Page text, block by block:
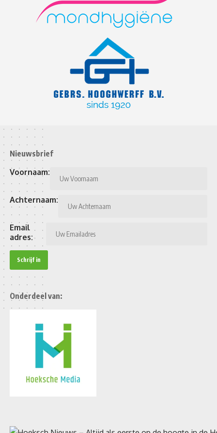
Nieuwsbrief
Voornaam:
Achternaam:
Email
adres:
Onderdeel van: